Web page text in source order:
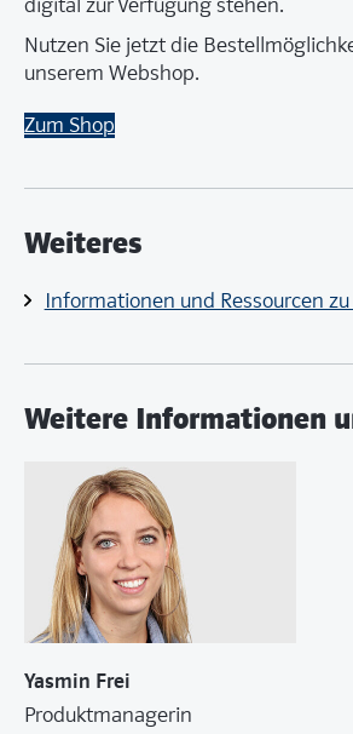
Nutzen Sie jetzt die
unserem Webshop.
Zum Shop
Weiteres
Informationen und Ressourcen zu
Weitere Informationen
Yasmin Frei
Produktmanagerin